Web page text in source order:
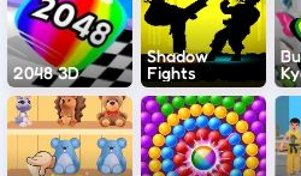
2048 3D
Shadow
Fights